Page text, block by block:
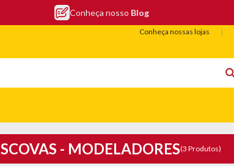
Conheça nosso Blog
Conheça nossas lojas
- MODELADORES(3 Produtos)